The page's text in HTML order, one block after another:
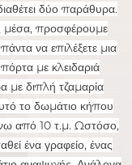
δύο παράθυρα.
μέσα, προσφέρουμε
να επιλέξετε μια
με κλειδαριά
με διπλή τζαμαρία
το δωμάτιο κήπου
από 10 τ.μ. Ωστόσο,
ένα γραφείο, ένας